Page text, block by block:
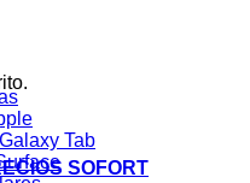
SOFORT
Tab